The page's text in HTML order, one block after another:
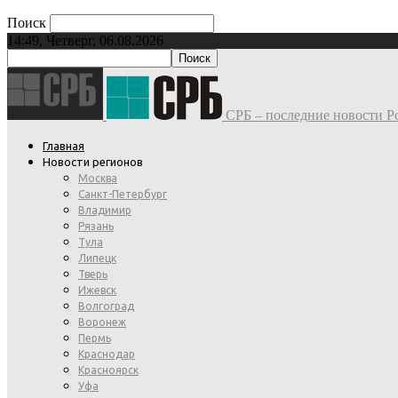
Поиск
14:49, Четверг, 06.08.2026
СРБ – последние новости
Главная
Новости регионов
Москва
Санкт-Петербург
Владимир
Рязань
Тула
Липецк
Тверь
Ижевск
Волгоград
Воронеж
Пермь
Краснодар
Красноярск
Уфа